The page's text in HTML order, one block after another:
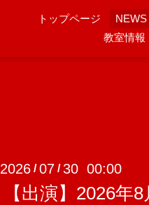
トップページ NEWS
教室情報
2026 /07 /30 00:00
【出演】2026年